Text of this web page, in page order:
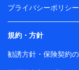
前に取得した個
当社は株式会社
との間で、以下
す。
プライバシーポリシー
規約・方針
勧誘方針・保険契約